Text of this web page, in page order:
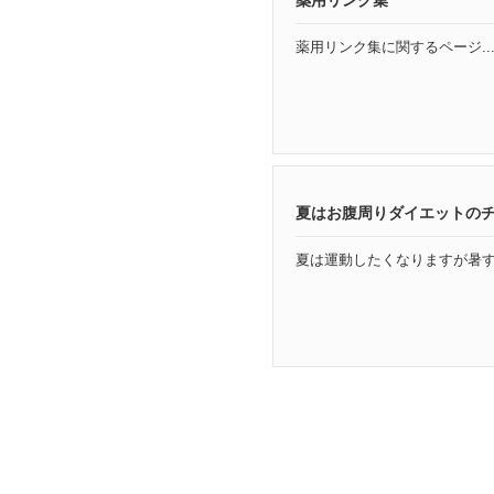
薬用リンク集に関するページ...
夏はお腹周りダイエットの
夏は運動したくなりますが暑